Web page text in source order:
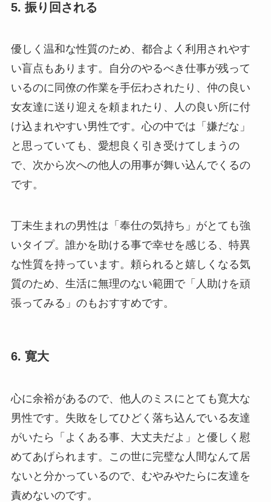
5. 振り回される
優しく温和な性質のため、都合よく利用されやす
い盲点もあります。自分のやるべき仕事が残って
いるのに同僚の作業を手伝わされたり、仲の良い
女友達に送り迎えを頼まれたり、人の良い所に付
け込まれやすい男性です。心の中では「嫌だな」
と思っていても、愛想良く引き受けてしまうの
で、次から次への他人の用事が舞い込んでくるの
です。
丁未生まれの男性は「奉仕の気持ち」がとても強
いタイプ。誰かを助ける事で幸せを感じる、特異
な性質を持っています。頼られると嬉しくなる気
質のため、生活に無理のない範囲で「人助けを頑
張ってみる」のもおすすめです。
6. 寛大
心に余裕があるので、他人のミスにとても寛大な
男性です。失敗をしてひどく落ち込んでいる友達
がいたら「よくある事、大丈夫だよ」と優しく慰
めてあげられます。この世に完璧な人間なんて居
ないと分かっているので、むやみやたらに友達を
責めないのです。